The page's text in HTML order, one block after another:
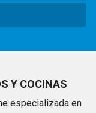
Y COCINAS
especializada en